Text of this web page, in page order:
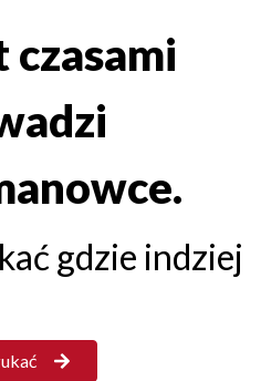
czasami
gdzie indziej